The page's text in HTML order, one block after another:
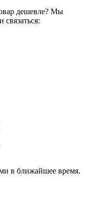
дешевле? Мы
в ближайшее время.